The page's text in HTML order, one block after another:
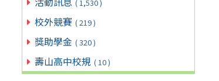
( 1,530 )
校外競賽 ( 219 )
獎助學金 ( 320 )
壽山高中校規 ( 10 )